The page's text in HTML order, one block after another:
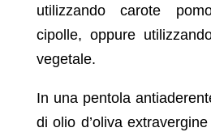
utilizzando carote
cipolle, oppure
vegetale.
In una pentola
di olio d’oliva